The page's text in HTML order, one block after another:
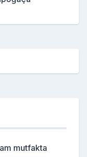
mutfakta